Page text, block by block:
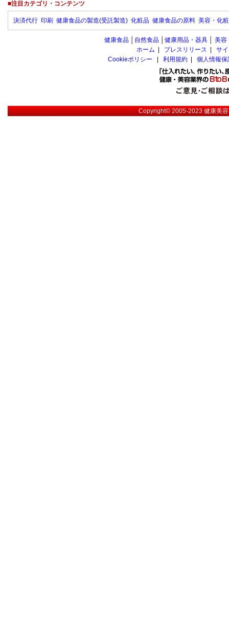
■注目カテゴリ・コンテンツ
決済代行 印刷 健康食品の製造(受託製造) 化粧品 健康食品の原料 美容・化
健康食品 自然食品 健康用品・器具 美容
ホーム
プレスリリース
サ
Cookieポリシー
利用規約 個人情報
Copyright© 2005-2023健康美